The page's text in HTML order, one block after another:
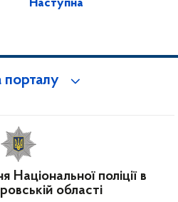
Наступна
порталу
Національної поліції в
області